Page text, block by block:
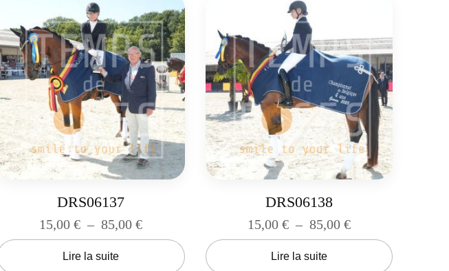
DRS06137
15,00€ – 85,00€
Lire la suite
DRS06138
15,00 € – 85,00 €
Lire la suite